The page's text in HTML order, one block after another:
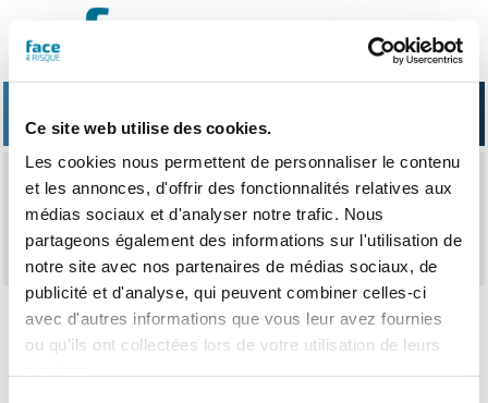
Ce site web utilise des cookies.
Les cookies nous permettent de personnaliser le contenu
et les annonces, d'offrir des fonctionnalités relatives aux
médias sociaux et d'analyser notre trafic. Nous
partageons également des informations sur l'utilisation de
notre site avec nos partenaires de médias sociaux, de
publicité et d'analyse, qui peuvent combiner celles-ci
avec d'autres informations que vous leur avez fournies
ou qu'ils ont collectées lors de votre utilisation de leurs
contenu
Autopromo
Nothing Found